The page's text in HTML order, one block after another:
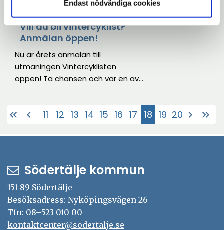
Endast nödvändiga cookies
Vill du bli vintercyklist?
Anmälan öppen!
Nu är årets anmälan till
utmaningen Vintercyklisten
öppen! Ta chansen och var en av
vintern.
keyboard_double_arrow_left chevron_left 11 12 13 14 15 16 17 18(Aktuell)
19 20 chevron_right keyboard_double_arrow_right
Södertälje kommun
151 89 Södertälje
Besöksadress: Nyköpingsvägen 26
Tfn: 08–523 010 00
kontaktcenter@sodertalje.se